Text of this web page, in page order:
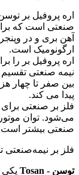
صنعتی است که
آهن بری و در
ارگونومیک است.
اره پروفیل بر
نیمه صنعتی
بین صفر تا چهار
پیدا می کند.
فلز بر صنعتی
می‌شود. توان
صنعتی بیشتر است
فلز بر نیمه‌صنعتی
توسن - Tosan
یکی